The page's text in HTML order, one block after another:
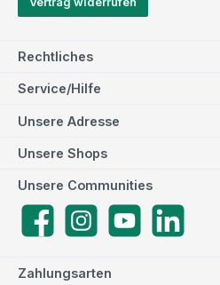
Rechtliches
Service/Hilfe
Zahlungsarten
Unsere Adresse
Unsere Communities
FacebookInstagramYouTube
Unsere Shops